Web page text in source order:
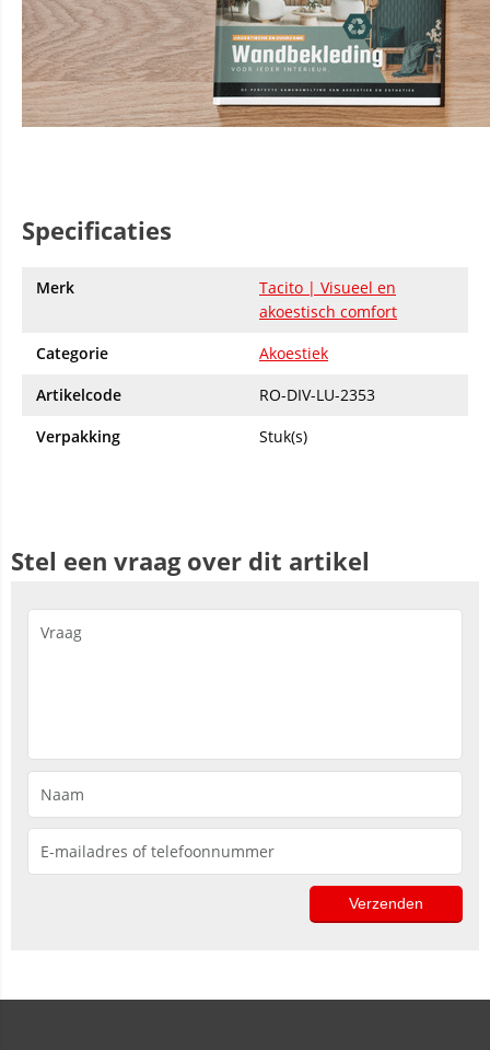
Specificaties
Merk
Tacito | Visueel en
akoestisch comfort
Categorie
Akoestiek
Artikelcode
RO-DIV-LU-2353
Verpakking
Stuk(s)
Stel een vraag over dit artikel